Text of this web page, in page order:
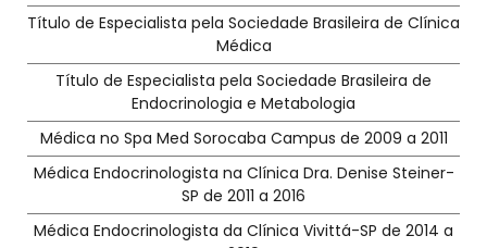
Título de Especialista pela Sociedade Brasileira de Clínica
Médica
Título de Especialista pela Sociedade Brasileira de
Endocrinologia e Metabologia
Médica no Spa Med Sorocaba Campus de 2009 a 2011
Médica Endocrinologista na Clínica Dra. Denise Steiner-
SP de 2011 a 2016
Médica Endocrinologista da Clínica Vivittá-SP de 2014 a